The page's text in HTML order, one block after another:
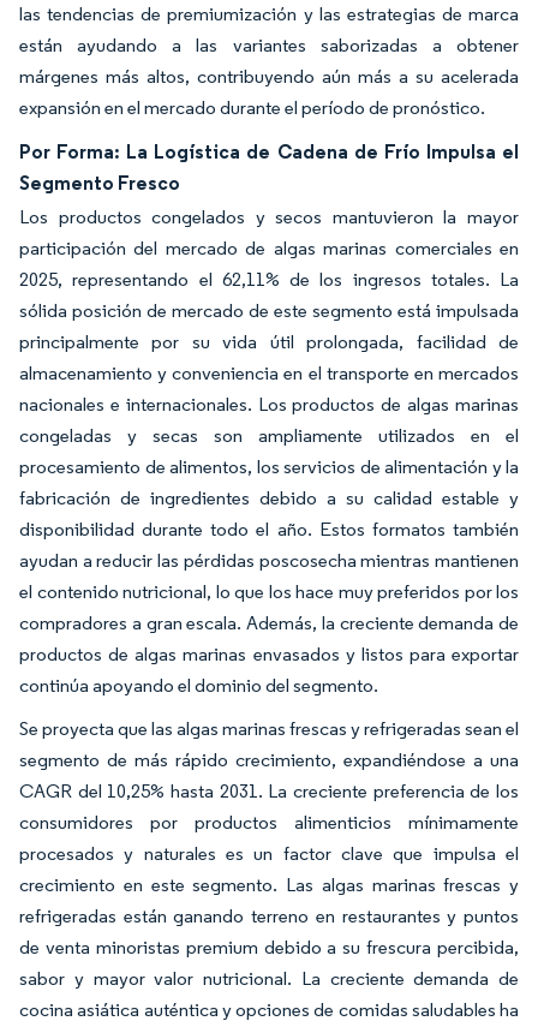
las tendencias de premiumización y las estrategias de marca
están ayudando a las variantes saborizadas a obtener
márgenes más altos, contribuyendo aún más a su acelerada
expansión en el mercado durante el período de pronóstico.
Por Forma: La Logística de Cadena de Frío Impulsa el
Segmento Fresco
Los productos congelados y secos mantuvieron la mayor
participación del mercado de algas marinas comerciales en
2025, representando el 62,11% de los ingresos totales. La
sólida posición de mercado de este segmento está impulsada
principalmente por su vida útil prolongada, facilidad de
almacenamiento y conveniencia en el transporte en mercados
nacionales e internacionales. Los productos de algas marinas
congeladas y secas son ampliamente utilizados en el
procesamiento de alimentos, los servicios de alimentación y la
fabricación de ingredientes debido a su calidad estable y
disponibilidad durante todo el año. Estos formatos también
ayudan a reducir las pérdidas poscosecha mientras mantienen
el contenido nutricional, lo que los hace muy preferidos por los
compradores a gran escala. Además, la creciente demanda de
productos de algas marinas envasados y listos para exportar
continúa apoyando el dominio del segmento.
Se proyecta que las algas marinas frescas y refrigeradas sean el
segmento de más rápido crecimiento, expandiéndose a una
CAGR del 10,25% hasta 2031. La creciente preferencia de los
consumidores por productos alimenticios mínimamente
procesados y naturales es un factor clave que impulsa el
crecimiento en este segmento. Las algas marinas frescas y
refrigeradas están ganando terreno en restaurantes y puntos
de venta minoristas premium debido a su frescura percibida,
sabor y mayor valor nutricional. La creciente demanda de
cocina asiática auténtica y opciones de comidas saludables ha